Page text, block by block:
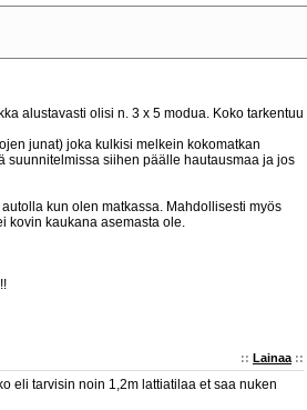
alustavasti olisi n. 3 x 5 modua. Koko tarkentuu
junat) joka kulkisi melkein kokomatkan
suunnitelmissa siihen päälle hautausmaa ja jos
kun olen matkassa. Mahdollisesti myös
kovin kaukana asemasta ole.
:: Lainaa ::
eli tarvisin noin 1,2m lattiatilaa et saa nuken